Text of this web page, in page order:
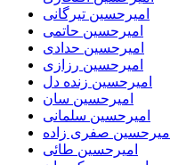
امیرحسین تیرگانی
امیرحسین حاتمی
امیرحسین حدادی
امیرحسین رزازی
امیرحسین زنده دل
امیرحسین سان
امیرحسین سلمانی
امیرحسین صفری زاده
امیرحسین طائی